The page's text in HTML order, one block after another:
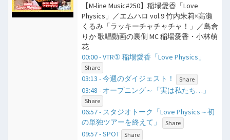
【M-line Music#250】稲場愛香「Love
Physics」／エムハロ vol.9 竹内朱莉×高瀬
くるみ「ラッキーチャチャチャ！」／島倉
りか 歌唱動画の裏側 MC 稲場愛香・小林萌
花
00:00 - VTR① 稲場愛香「Love Physics」
Share
03:13 - 今週のダイジェスト！ Share
03:48 - オープニング～「実は私たち…」
Share
06:57 - スタジオトーク「Love Physics～初
の単独ツアーを終えて」
Share
09:57 - SPOT Share